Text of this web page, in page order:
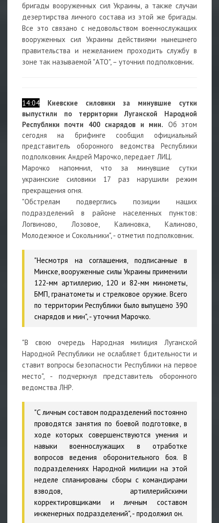
бригады вооруженных сил Украины, а также случаи
дезертирства личного состава из этой же бригады.
Все это связано с недовольством военнослужащих
вооруженных сил Украины действиями нынешнего
правительства и нежеланием проходить службу в
зоне так называемой "АТО", – уточнил подполковник.
14:04
Киевские силовики за минувшие сутки
выпустили по территории Луганской Народной
Республики почти 400 снарядов и мин. Об этом
сегодня на брифинге сообщил официальный
представитель оборонного ведомства Республики
подполковник Андрей Марочко, передает ЛИЦ.
Марочко напомнил, что за минувшие сутки
украинские силовики 17 раз нарушили режим
прекращения огня.
"Обстрелам подверглись позиции наших
подразделений в районе населенных пунктов:
Логвиново, Лозовое, Калиновка, Калиново,
Молодежное и Сокольники", - отметил подполковник.
"Несмотря на соглашения, подписанные в
Минске, вооруженные силы Украины применили
122-мм артиллерию, 120 и 82-мм минометы,
БМП, гранатометы и стрелковое оружие. Всего
по территории Республики было выпущено 390
снарядов и мин", - уточнил Марочко.
"В свою очередь Народная милиция Луганской
Народной Республики не ослабляет бдительности и
ставит вопросы безопасности Республики на первое
место", - подчеркнул представитель оборонного
ведомства ЛНР.
"С личным составом подразделений постоянно
проводятся занятия по боевой подготовке, в
ходе которых совершенствуются умения и
навыки военнослужащих в отработке
вопросов ведения оборонительного боя. В
подразделениях Народной милиции на этой
неделе спланированы сборы с командирами
взводов, артиллерийскими
корректировщиками и личным составом
инженерных подразделений", - продолжил он.